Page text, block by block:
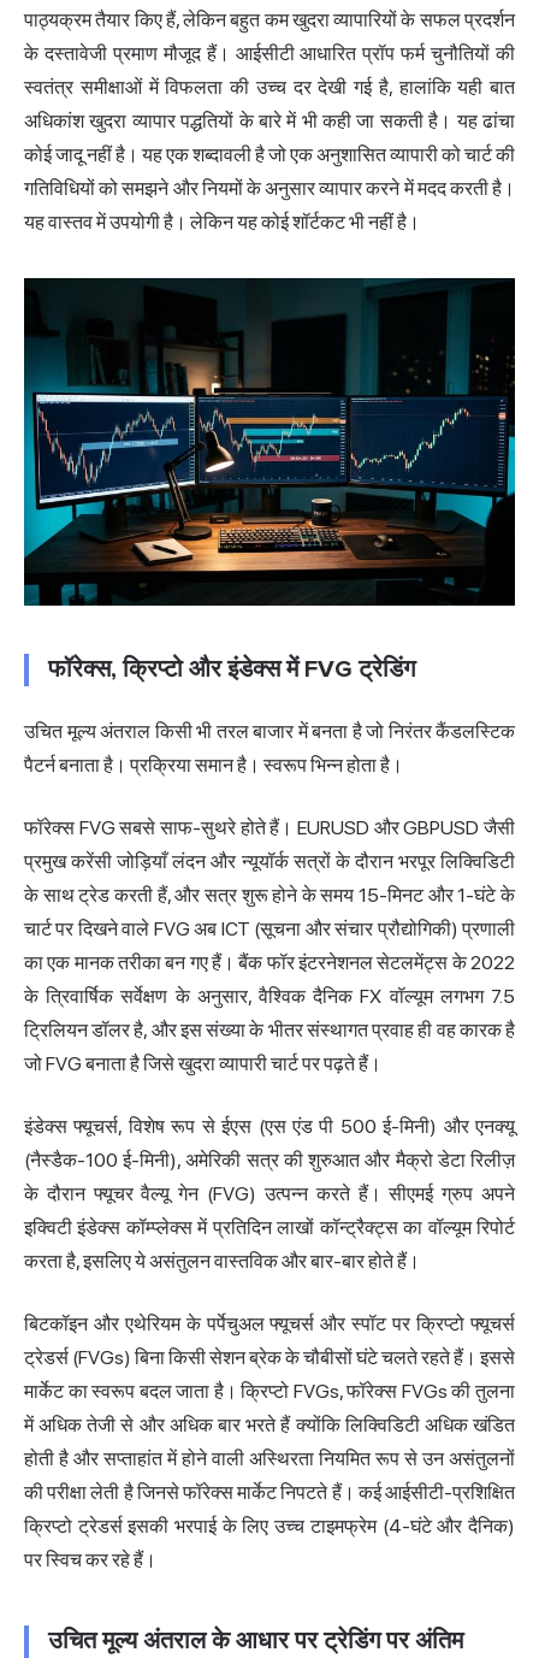
पाठ्यक्रम तैयार किए हैं, लेकिन बहुत कम खुदरा व्यापारियों के सफल प्रदर्शन
के दस्तावेजी प्रमाण मौजूद हैं। आईसीटी आधारित प्रॉप फर्म चुनौतियों की
स्वतंत्र समीक्षाओं में विफलता की उच्च दर देखी गई है, हालांकि यही बात
अधिकांश खुदरा व्यापार पद्धतियों के बारे में भी कही जा सकती है। यह ढांचा
कोई जादू नहीं है। यह एक शब्दावली है जो एक अनुशासित व्यापारी को चार्ट की
गतिविधियों को समझने और नियमों के अनुसार व्यापार करने में मदद करती है।
यह वास्तव में उपयोगी है। लेकिन यह कोई शॉर्टकट भी नहीं है।
फॉरेक्स, क्रिप्टो और इंडेक्स में FVG ट्रेडिंग
उचित मूल्य अंतराल किसी भी तरल बाजार में बनता है जो निरंतर कैंडलस्टिक
पैटर्न बनाता है। प्रक्रिया समान है। स्वरूप भिन्न होता है।
फॉरेक्स FVG सबसे साफ-सुथरे होते हैं। EURUSD और GBPUSD जैसी
प्रमुख करेंसी जोड़ियाँ लंदन और न्यूयॉर्क सत्रों के दौरान भरपूर लिक्विडिटी
के साथ ट्रेड करती हैं, और सत्र शुरू होने के समय 15-मिनट और 1-घंटे के
चार्ट पर दिखने वाले FVG अब ICT (सूचना और संचार प्रौद्योगिकी) प्रणाली
का एक मानक तरीका बन गए हैं। बैंक फॉर इंटरनेशनल सेटलमेंट्स के 2022
के त्रिवार्षिक सर्वेक्षण के अनुसार, वैश्विक दैनिक FX वॉल्यूम लगभग 7.5
ट्रिलियन डॉलर है, और इस संख्या के भीतर संस्थागत प्रवाह ही वह कारक है
जो FVG बनाता है जिसे खुदरा व्यापारी चार्ट पर पढ़ते हैं।
इंडेक्स फ्यूचर्स, विशेष रूप से ईएस (एस एंड पी 500 ई-मिनी) और एनक्यू
(नैस्डैक-100 ई-मिनी), अमेरिकी सत्र की शुरुआत और मैक्रो डेटा रिलीज़
के दौरान फ्यूचर वैल्यू गेन (FVG) उत्पन्न करते हैं। सीएमई ग्रुप अपने
इक्विटी इंडेक्स कॉम्प्लेक्स में प्रतिदिन लाखों कॉन्ट्रैक्ट्स का वॉल्यूम रिपोर्ट
करता है, इसलिए ये असंतुलन वास्तविक और बार-बार होते हैं।
बिटकॉइन और एथेरियम के पर्पेचुअल फ्यूचर्स और स्पॉट पर क्रिप्टो फ्यूचर्स
ट्रेडर्स (FVGs) बिना किसी सेशन ब्रेक के चौबीसों घंटे चलते रहते हैं। इससे
मार्केट का स्वरूप बदल जाता है। क्रिप्टो FVGs, फॉरेक्स FVGs की तुलना
में अधिक तेजी से और अधिक बार भरते हैं क्योंकि लिक्विडिटी अधिक खंडित
होती है और सप्ताहांत में होने वाली अस्थिरता नियमित रूप से उन असंतुलनों
की परीक्षा लेती है जिनसे फॉरेक्स मार्केट निपटते हैं। कई आईसीटी-प्रशिक्षित
क्रिप्टो ट्रेडर्स इसकी भरपाई के लिए उच्च टाइमफ्रेम (4-घंटे और दैनिक)
पर स्विच कर रहे हैं।
उचित मूल्य अंतराल के आधार पर ट्रेडिंग पर अंतिम